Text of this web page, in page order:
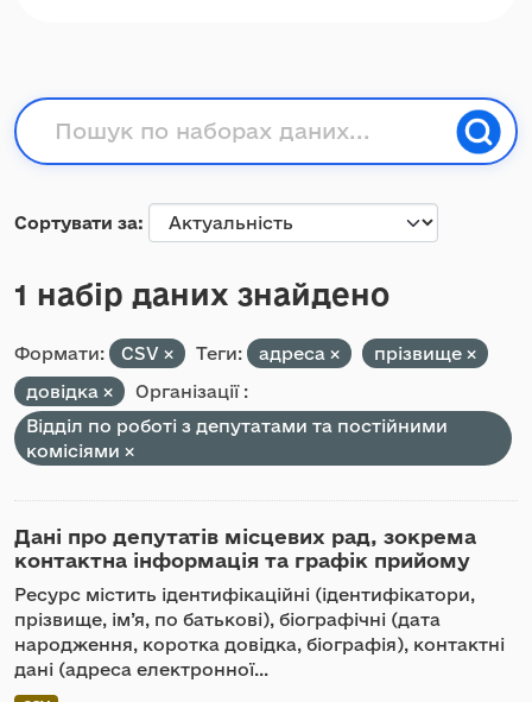
Сортувати за
1 набір даних знайдено
Формати: CSV Теги: адреса
прізвище
довідка
Організації :
Відділ по роботі з депутатами та постійними
комісіями
Дані про депутатів місцевих рад, зокрема
контактна інформація та графік прийому
Ресурс містить ідентифікаційні (ідентифікатори,
прізвище, ім’я, по батькові), біографічні (дата
народження, коротка довідка, біографія), контактні
дані (адреса електронної...